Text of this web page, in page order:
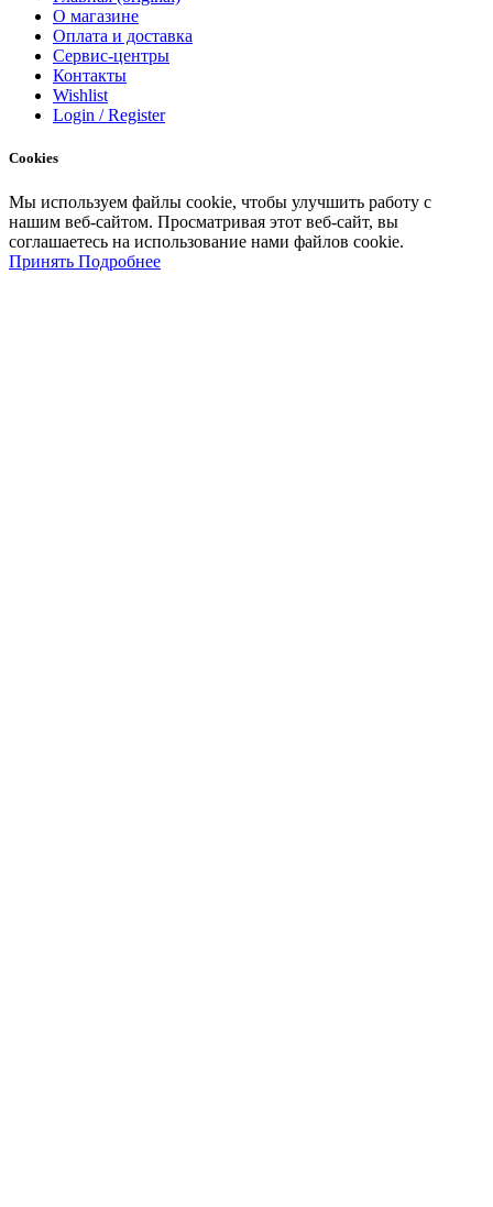
О магазине
Оплата и доставка
Сервис-центры
Контакты
Wishlist
Login / Register
Cookies
Мы используем файлы cookie, чтобы улучшить работу с
нашим веб-сайтом. Просматривая этот веб-сайт, вы
соглашаетесь на использование нами файлов cookie.
Принять Подробнее